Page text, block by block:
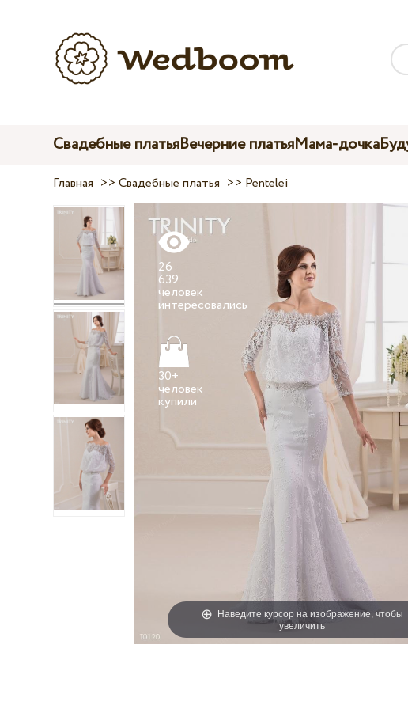
Свадебные платьяВечерние платьяМама-дочка
Главная >>Свадебные платья >> Pentelei
Наведите курсор на изображение, чтобы
увеличить
26
639
человек
30+
человек